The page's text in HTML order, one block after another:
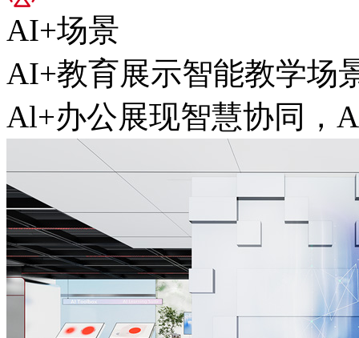
AI+场景
AI+教育展示智能教学场景
Al+办公展现智慧协同